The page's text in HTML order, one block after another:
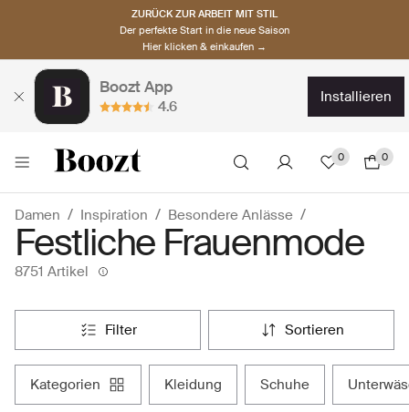
ZURÜCK ZUR ARBEIT MIT STIL
Der perfekte Start in die neue Saison
Hier klicken & einkaufen →
Boozt App
4.6
installieren
0 0
Damen Inspiration Besondere Anlässe
Festliche Frauenmode
8751 Artikel
filter sortieren
kategorien kleidung schuhe